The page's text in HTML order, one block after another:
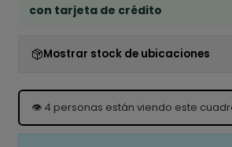
con tarjeta de crédito
Mostrar stock de ubicaciones
👁️ 4 personas están viendo este